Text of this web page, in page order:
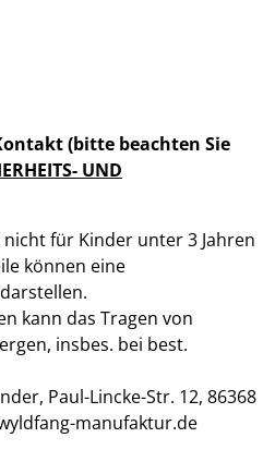
(bitte beachten Sie
UND
für Kinder unter 3 Jahren
können eine
kann das Tragen von
insbes. bei best.
Paul-Lincke-Str. 12, 86368
manufaktur.de